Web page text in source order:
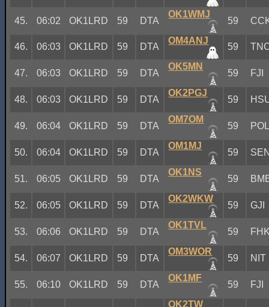
45. 06:02 OK1LRD 59 DTA
OK1WMJ
59
46. 06:03 OK1LRD 59 DTA
OM4ANJ
59
47. 06:03 OK1LRD 59 DTA
OK5MN
59 FJI
48. 06:03 OK1LRD 59 DTA
OK2PGJ
59
49. 06:04 OK1LRD 59 DTA
OM7OM
59
50. 06:04 OK1LRD 59 DTA
OM1MJ
59
51. 06:05 OK1LRD 59 DTA
OK1NS
59
52. 06:05 OK1LRD 59 DTA
OK2WKW
59 GJI
53. 06:06 OK1LRD 59 DTA
OK1TVL
59
54. 06:07 OK1LRD 59 DTA
OM3WOR
59 NIT
55. 06:10 OK1LRD 59 DTA
OK1MF
59 FJI
OK2TW